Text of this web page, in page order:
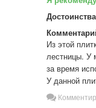
Из этой
лестницы. У
за время
У данной